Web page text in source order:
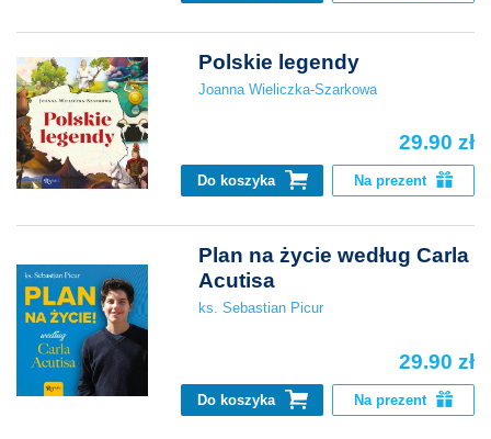
Polskie legendy
Joanna Wieliczka-Szarkowa
29.90 zł
Do koszyka Na prezent
Plan na życie według Carla
Acutisa
ks. Sebastian Picur
29.90 zł
Do koszyka Na prezent